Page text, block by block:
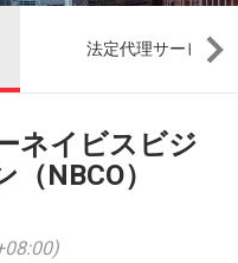
法定代理サービス
ネイビスビジ
NBCO）